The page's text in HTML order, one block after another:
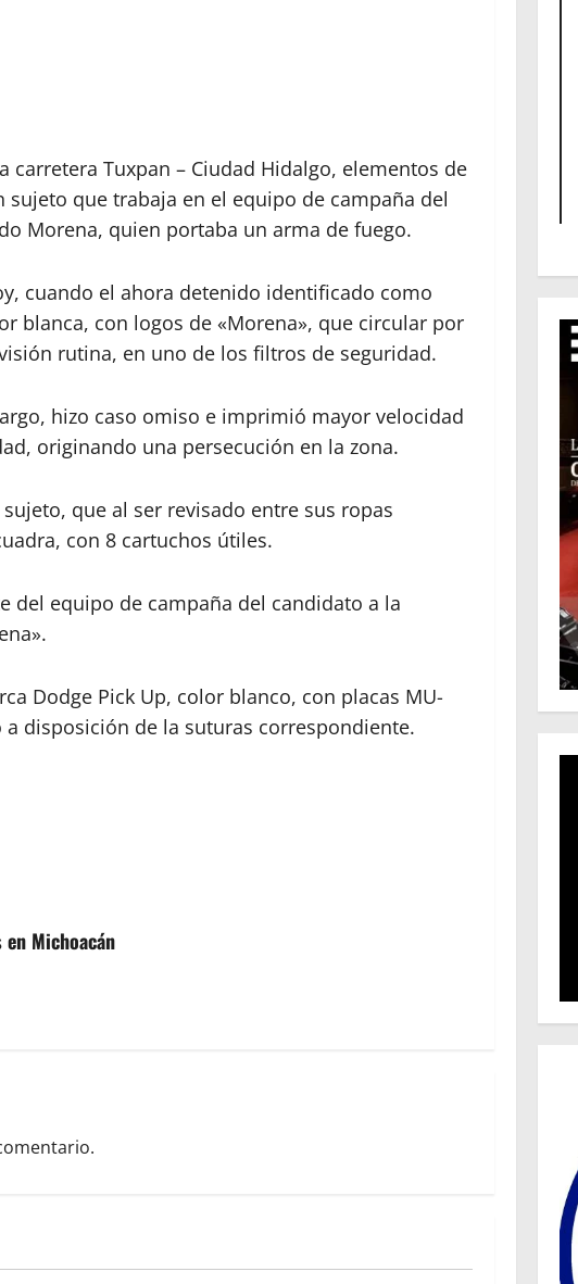
carretera Tuxpan – Ciudad Hidalgo, elementos de
que trabaja en el equipo de campaña del
Morena, quien portaba un arma de fuego.
cuando el ahora detenido identificado como
blanca, con logos de «Morena», que circular por
rutina, en uno de los filtros de seguridad.
hizo caso omiso e imprimió mayor velocidad
originando una persecución en la zona.
que al ser revisado entre sus ropas
con 8 cartuchos útiles.
del equipo de campaña del candidato a la
Dodge Pick Up, color blanco, con placas MU-
disposición de la suturas correspondiente.
Michoacán